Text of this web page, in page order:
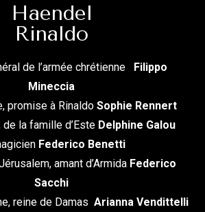
Haendel
Rinaldo
de l’armée chrétienne
Filippo
Mineccia
promise à Rinaldo Sophie Rennert
de la famille d’Este Delphine Galou
Federico Benetti
amant d’Armida Federico
Sacchi
reine de Damas Arianna Vendittelli